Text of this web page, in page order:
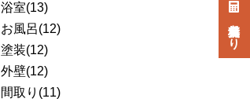
浴室(13)
お風呂(12)
塗装(12)
外壁(12)
間取り (11)
無料見積もり